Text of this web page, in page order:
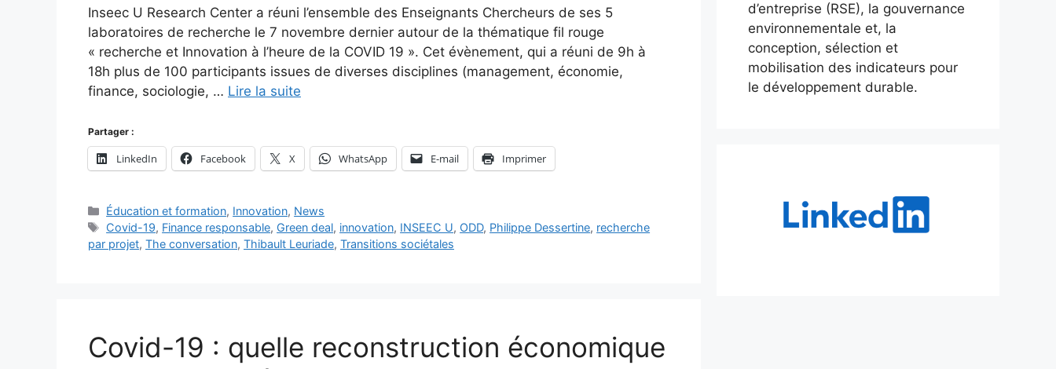
Inseec U Research Center a réuni l’ensemble des Enseignants Chercheurs de ses 5
laboratoires de recherche le 7 novembre dernier autour de la thématique fil rouge
« recherche et Innovation à l’heure de la COVID 19 ». Cet évènement, qui a réuni de 9h à
18h plus de 100 participants issues de diverses disciplines (management, économie,
finance, sociologie, … Lire la suite
Partager :
LinkedIn Facebook X WhatsApp E-mail Imprimer
Catégories
Éducation et formation, Innovation, News
Étiquettes
Covid-19, Finance responsable, Green deal, innovation, INSEEC U, ODD, Philippe Dessertine, recherche
par projet, The conversation, Thibault Leuriade, Transitions sociétales
Covid-19 : quelle reconstruction économique
d’entreprise (RSE), la gouvernance
environnementale et, la
conception, sélection et
mobilisation des indicateurs pour
le développement durable.